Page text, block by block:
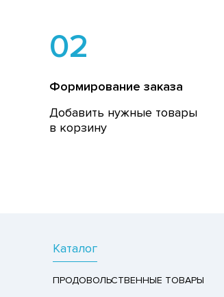
02
Формирование заказа
Добавить нужные товары
в корзину
Каталог
ПРОДОВОЛЬСТВЕННЫЕ ТОВАРЫ